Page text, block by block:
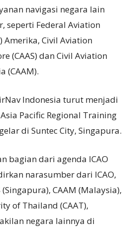
navigasi negara lain
seperti Federal Aviation
Amerika, Civil Aviation
(CAAS) dan Civil Aviation
(CAAM).
Indonesia turut menjadi
Pacific Regional Training
di Suntec City, Singapura.
bagian dari agenda ICAO
narasumber dari ICAO,
(Singapura), CAAM (Malaysia),
of Thailand (CAAT),
negara lainnya di